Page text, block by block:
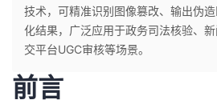
个
技术，可精准识别图像篡改、输出伪
化结果，广泛应用于政务司法核验、
交平台UGC审核等场景。
前言